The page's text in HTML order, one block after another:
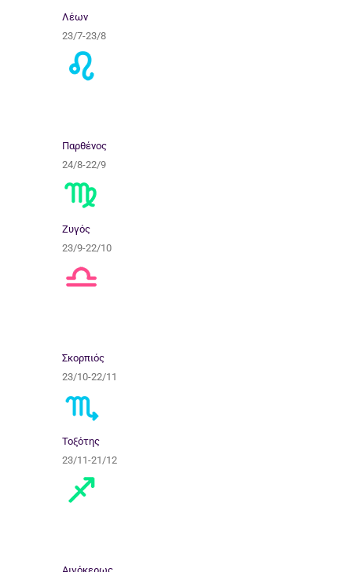
Λέων
23/7-23/8
Παρθένος
24/8-22/9
Ζυγός
23/9-22/10
Σκορπιός
23/10-22/11
Τοξότης
23/11-21/12